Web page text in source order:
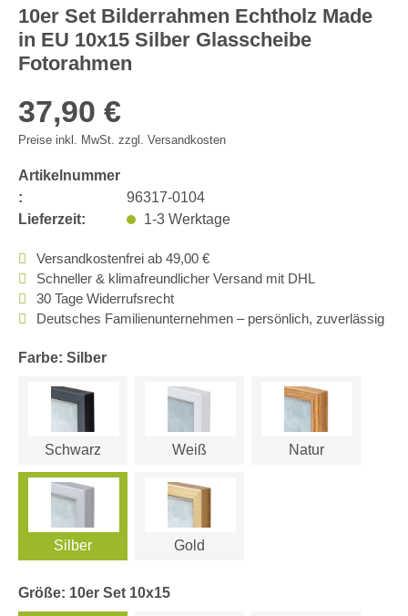
10er Set Bilderrahmen Echtholz Made
in EU 10x15 Silber Glasscheibe
Fotorahmen
37,90 €
Preise inkl. MwSt. zzgl. Versandkosten
Artikelnummer
:
96317-0104
Lieferzeit:
1-3 Werktage
Versandkostenfrei ab 49,00 €
Schneller & klimafreundlicher Versand mit DHL
30 Tage Widerrufsrecht
Deutsches Familienunternehmen – persönlich, zuverlässig
Farbe: Silber
Schwarz Weiß Natur
Silber Gold
Größe: 10er Set 10x15